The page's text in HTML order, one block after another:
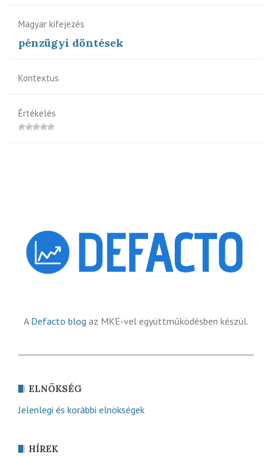
Magyar kifejezés
pénzügyi döntések
Kontextus
Értékelés
A Defacto blog az MKE-vel együttműködésben készül.
ELNÖKSÉG
Jelenlegi és korábbi elnökségek
HÍREK